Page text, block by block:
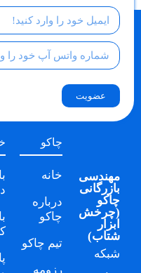
عضویت
مهندسی
بازرگانی
چاکو
(چرخش
ابزار
شتاب)
شبکه
چاکو
خانه
درباره
چاکو
تیم چاکو
رزومه